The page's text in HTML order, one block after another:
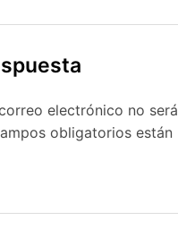
electrónico no será
obligatorios están